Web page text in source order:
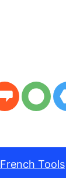
French Tools